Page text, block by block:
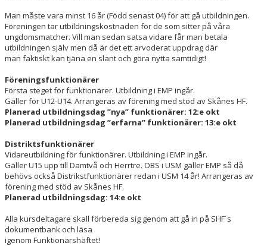
Man måste vara minst 16 år (Född senast 04) för att gå utbildningen.
Föreningen tar utbildningskostnaden för de som sitter på våra
ungdomsmatcher. Vill man sedan satsa vidare får man betala
utbildningen själv men då är det ett arvoderat uppdrag där
man faktiskt kan tjäna en slant och göra nytta samtidigt!
Föreningsfunktionärer
Första steget för funktionärer. Utbildning i EMP ingår.
Gäller för U12-U14. Arrangeras av förening med stöd av Skånes HF.
Planerad utbildningsdag ”nya” funktionärer: 12:e okt
Planerad utbildningsdag ”erfarna” funktionärer: 13:e okt
Distriktsfunktionärer
Vidareutbildning för funktionärer. Utbildning i EMP ingår.
Gäller U15 upp till Damtvå och Herrtre. OBS i USM gäller EMP så då
behövs också Distrikstfunktionärer redan i USM 14 år! Arrangeras av
förening med stöd av Skånes HF.
Planerad utbildningsdag: 14:e okt
Alla kursdeltagare skall förbereda sig genom att gå in på SHF´s
dokumentbank och läsa
igenom Funktionärshäftet!